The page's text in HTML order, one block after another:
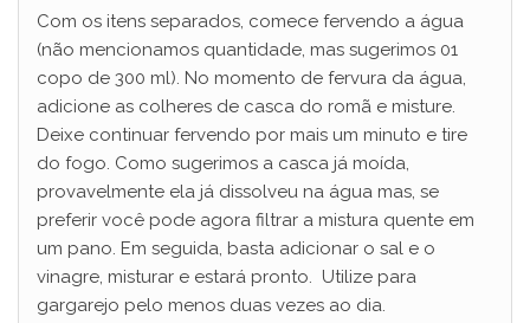
d
e
o
Com os itens separados, comece fervendo a água
(não mencionamos quantidade, mas sugerimos 01
copo de 300 ml). No momento de fervura da água,
adicione as colheres de casca do romã e misture.
Deixe continuar fervendo por mais um minuto e tire
do fogo. Como sugerimos a casca já moída,
provavelmente ela já dissolveu na água mas, se
preferir você pode agora filtrar a mistura quente em
um pano. Em seguida, basta adicionar o sal e o
vinagre, misturar e estará pronto. Utilize para
gargarejo pelo menos duas vezes ao dia.